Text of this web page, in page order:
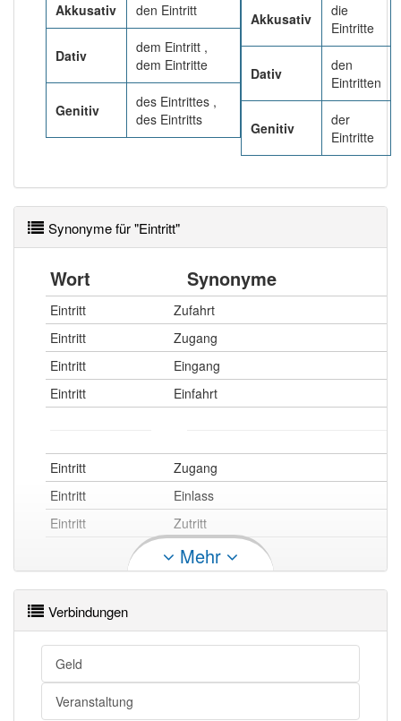
Wörter mit Endung-eintrittaber mit einem anderen
87% unserer Spielapp-Nutzer haben den Artikel
korrekt erraten.
Akkusativ den Eintritt
Dativ
dem Eintritt ,
dem Eintritte
Genitiv
des Eintrittes ,
des Eintritts
Akkusativ
die
Eintritte
Dativ
den
Eintritten
Genitiv
der
Eintritte
Synonyme für "Eintritt"
Wort Synonyme
Eintritt
Zufahrt
Eintritt
Zugang
Eintritt
Eingang
Eintritt
Einfahrt
Eintritt
Zugang
Eintritt
Einlass
Eintritt
Zutritt
Mehr
Verbindungen
Geld
Veranstaltung